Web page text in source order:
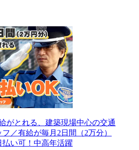
がとれる、建築現場中心の交通
／有給が毎月2日間（2万分）
い可！中高年活躍